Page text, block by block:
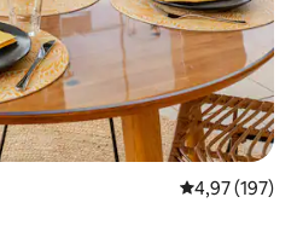
Средна
4,97 (197)